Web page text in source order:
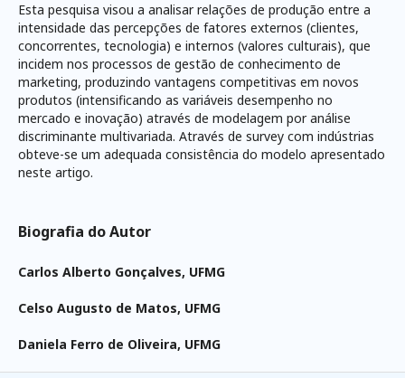
Esta pesquisa visou a analisar relações de produção entre a
intensidade das percepções de fatores externos (clientes,
concorrentes, tecnologia) e internos (valores culturais), que
incidem nos processos de gestão de conhecimento de
marketing, produzindo vantagens competitivas em novos
produtos (intensificando as variáveis desempenho no
mercado e inovação) através de modelagem por análise
discriminante multivariada. Através de survey com indústrias
obteve-se um adequada consistência do modelo apresentado
neste artigo.
Biografia do Autor
Carlos Alberto Gonçalves, UFMG
Celso Augusto de Matos, UFMG
Daniela Ferro de Oliveira, UFMG